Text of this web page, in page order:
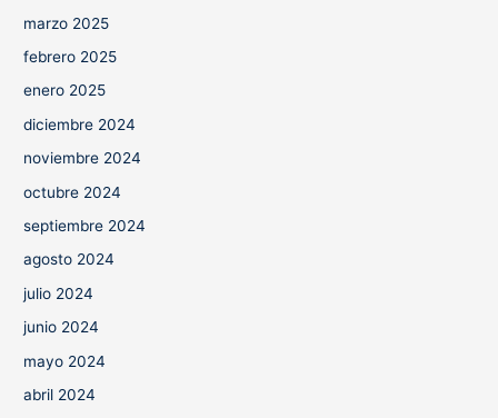
marzo 2025
febrero 2025
enero 2025
diciembre 2024
noviembre 2024
octubre 2024
septiembre 2024
agosto 2024
julio 2024
junio 2024
mayo 2024
abril 2024